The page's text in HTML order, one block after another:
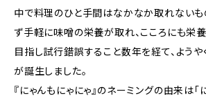
中で料理のひと手間はなかなか取れないも
ず手軽に味噌の栄養が取れ、こころにも栄
目指し試行錯誤すること数年を経て、ようや
が誕生しました。
『にゃんもにゃにゃ』のネーミングの由来は「